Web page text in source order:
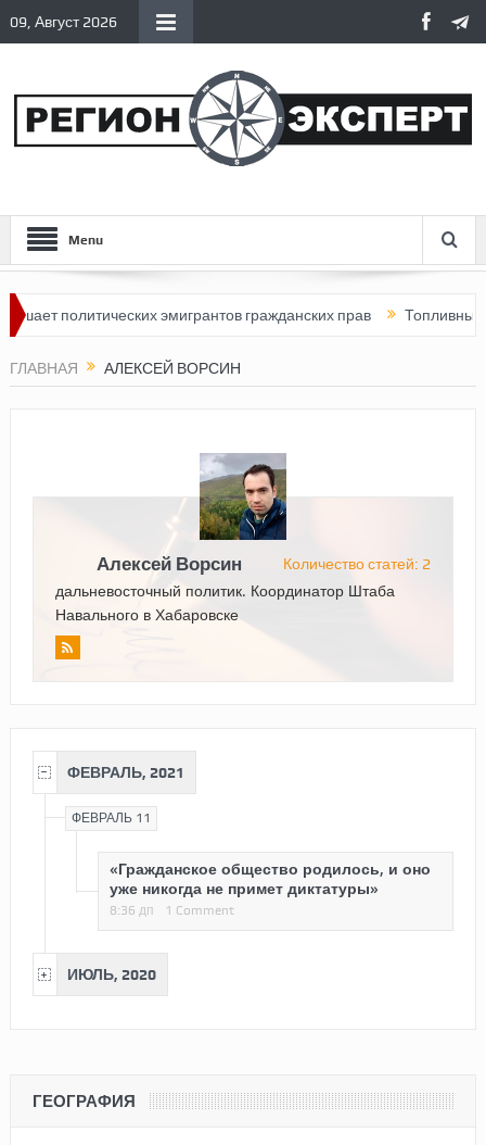
09, Август 2026
Menu
политических эмигрантов гражданских прав Топливный
ГЛАВНАЯ АЛЕКСЕЙ ВОРСИН
Алексей Ворсин Количество статей: 2
дальневосточный политик. Координатор Штаба
Навального в Хабаровске
ФЕВРАЛЬ, 2021
ФЕВРАЛЬ 11
«Гражданское общество родилось, и оно
уже никогда не примет диктатуры»
8:36 дп 1 Comment
ИЮЛЬ, 2020
ГЕОГРАФИЯ